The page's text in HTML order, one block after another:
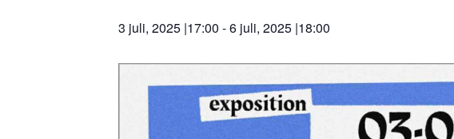
3 juli, 2025 |17:00 -6 juli, 2025 |18:00